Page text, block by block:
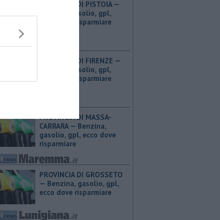
PROVINCIA DI PISTOIA — ​
Benzina, gasolio, gpl,
ecco dove risparmiare
PROVINCIA DI FIRENZE — ​
Benzina, gasolio, gpl,
ecco dove risparmiare
PROVINCIA DI MASSA-
CARRARA — ​Benzina,
gasolio, gpl, ecco dove
risparmiare
PROVINCIA DI GROSSETO
— ​Benzina, gasolio, gpl,
ecco dove risparmiare